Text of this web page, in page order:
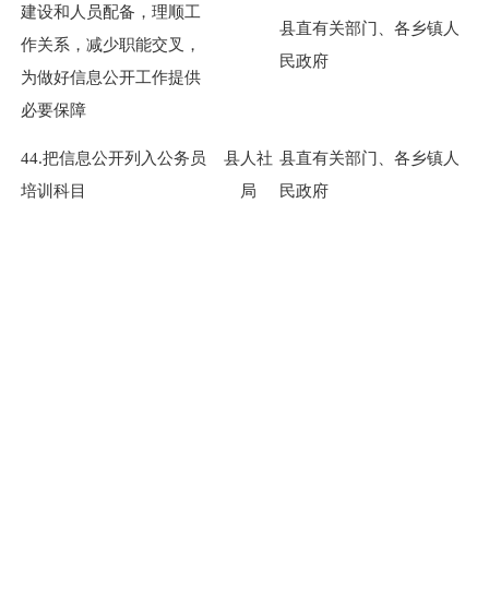
建设和人员配备，理顺工
作关系，减少职能交叉，
为做好信息公开工作提供
必要保障
县直有关部门、各乡镇人
民政府
44.把信息公开列入公务员
培训科目
县人社
局
县直有关部门、各乡镇人
民政府